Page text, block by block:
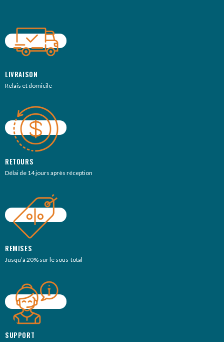
LIVRAISON
Relais et domicile
RETOURS
Délai de 14 jours après réception
REMISES
Jusqu’à 20% sur le sous-total
SUPPORT